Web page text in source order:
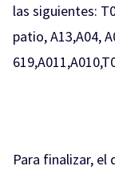
las siguientes:
patio, A13,A04,
Para finalizar, el